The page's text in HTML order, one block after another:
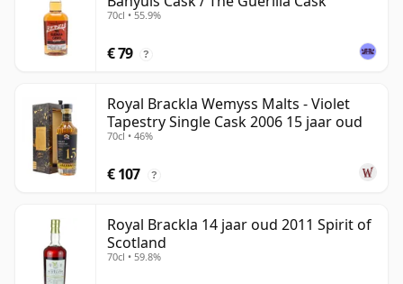
70cl • 55.9%
€ 79 ?
Royal Brackla Wemyss Malts - Violet
Tapestry Single Cask 2006 15 jaar oud
70cl • 46%
€ 107 ?
Royal Brackla 14 jaar oud 2011 Spirit of
Scotland
70cl • 59.8%